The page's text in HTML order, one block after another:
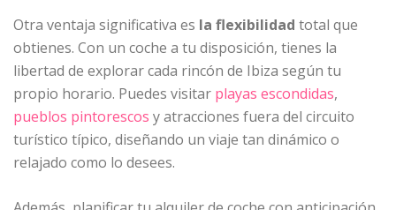
Otra ventaja significativa es la flexibilidad total que
obtienes. Con un coche a tu disposición, tienes la
libertad de explorar cada rincón de Ibiza según tu
propio horario. Puedes visitar playas escondidas,
pueblos pintorescos y atracciones fuera del circuito
turístico típico, diseñando un viaje tan dinámico o
relajado como lo desees.